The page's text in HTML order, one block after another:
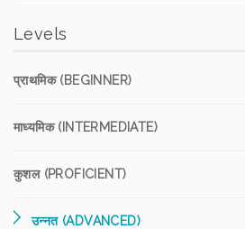
Levels
प्राथमिक (BEGINNER)
माध्यमिक (INTERMEDIATE)
कुशल (PROFICIENT)
उन्नत (ADVANCED)